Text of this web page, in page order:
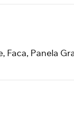
Faca, Panela